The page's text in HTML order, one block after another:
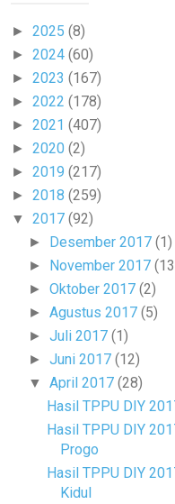
► 2025 (8)
► 2024 (60)
► 2023 (167)
► 2022 (178)
► 2021 (407)
► 2020 (2)
► 2019 (217)
► 2018 (259)
▼ 2017 (92)
► Desember 2017(1)
► November 2017
►Oktober 2017(2)
►Agustus 2017(5)
►Juli 2017(1)
►Juni 2017(12)
▼April 2017(28)
Hasil TPPU DIY
Hasil TPPU DIY
Progo
Hasil TPPU DIY
Kidul